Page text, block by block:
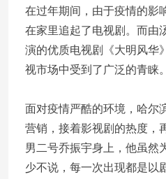
在过年期间，由于疫情的影
在家里追起了电视剧。而由
演的优质电视剧《大明风华
视市场中受到了广泛的青睐。
面对疫情严酷的环境，哈尔
营销，接着影视剧的热度，
男二号乔振宇身上，他虽然
少不说，每一次出现都是以